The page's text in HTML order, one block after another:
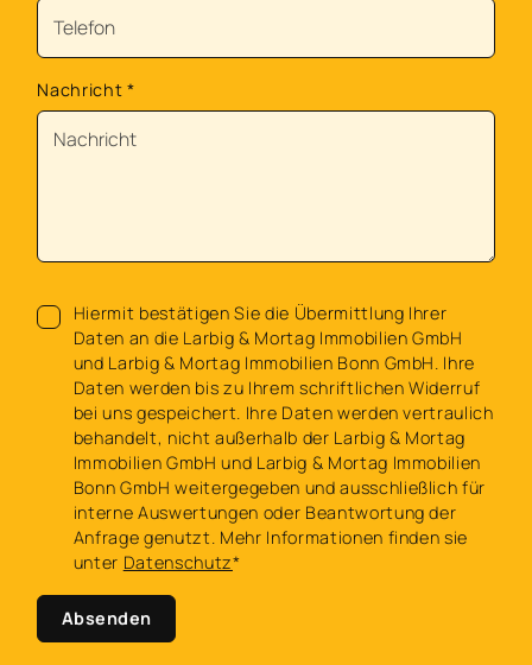
Nachricht *
Hiermit bestätigen Sie die Übermittlung Ihrer
Daten an die Larbig & Mortag Immobilien GmbH
und Larbig & Mortag Immobilien Bonn GmbH. Ihre
Daten werden bis zu Ihrem schriftlichen Widerruf
bei uns gespeichert. Ihre Daten werden vertraulich
behandelt, nicht außerhalb der Larbig & Mortag
Immobilien GmbH und Larbig & Mortag Immobilien
Bonn GmbH weitergegeben und ausschließlich für
interne Auswertungen oder Beantwortung der
Anfrage genutzt. Mehr Informationen finden sie
unter Datenschutz*
Absenden